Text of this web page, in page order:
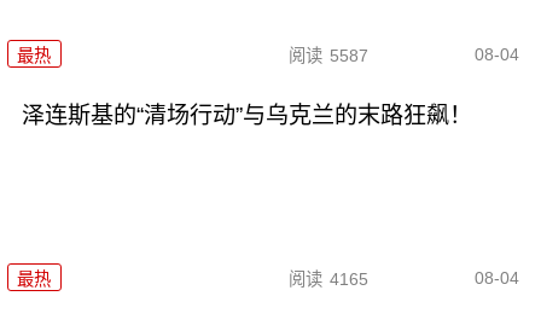
最热 阅读 5587 08-04
泽连斯基的“清场行动”与乌克兰的末路狂飙！
最热 阅读 4165 08-04